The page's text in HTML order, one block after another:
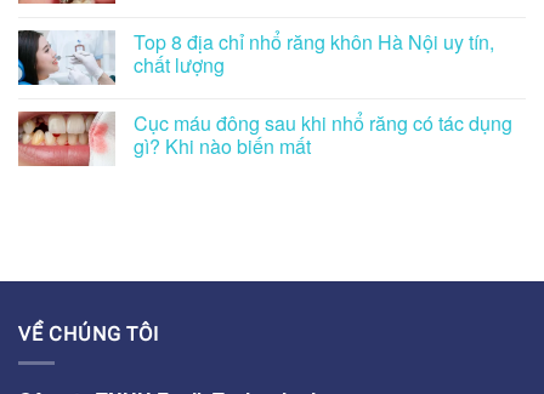
Top 8 địa chỉ nhổ răng khôn Hà Nội uy tín,
chất lượng
Cục máu đông sau khi nhổ răng có tác dụng
gì? Khi nào biến mất
VỀ CHÚNG TÔI